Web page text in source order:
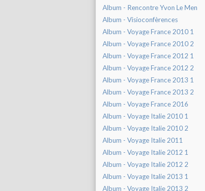
Album - Rencontre Yvon Le Men
Album - Visioconfèrences
Album - Voyage France 2010 1
Album - Voyage France 2010 2
Album - Voyage France 2012 1
Album - Voyage France 2012 2
Album - Voyage France 2013 1
Album - Voyage France 2013 2
Album - Voyage France 2016
Album - Voyage Italie 2010 1
Album - Voyage Italie 2010 2
Album - Voyage Italie 2011
Album - Voyage Italie 2012 1
Album - Voyage Italie 2012 2
Album - Voyage Italie 2013 1
Album - Voyage Italie 2013 2